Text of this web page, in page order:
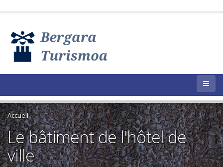
Accueil
Le bâtiment de l'hôtel de
ville